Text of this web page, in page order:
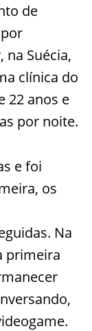
de
na Suécia,
clínica do
22 anos e
por noite.
e foi
os
Na
primeira